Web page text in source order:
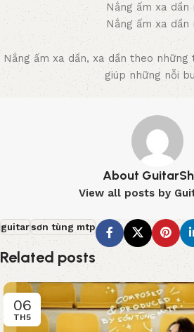
Nắng ấm xa dần
Nắng ấm xa dần
Nắng ấm xa dần, xa dần theo những
giúp những nỗi
About
View all posts by
guitarsơn tùng mtp
Related posts
06
TH5